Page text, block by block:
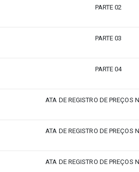
PARTE 02
PARTE 03
PARTE 04
ATA DE REGISTRO DE PREÇOS
ATA DE REGISTRO DE PREÇOS
ATA DE REGISTRO DE PREÇOS